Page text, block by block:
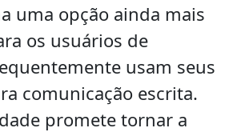
uma opção ainda mais
os usuários de
usam seus
comunicação escrita.
promete tornar a